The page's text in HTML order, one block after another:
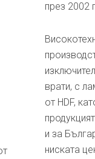
през 2002
врати, с
от HDF,
и за
ниската